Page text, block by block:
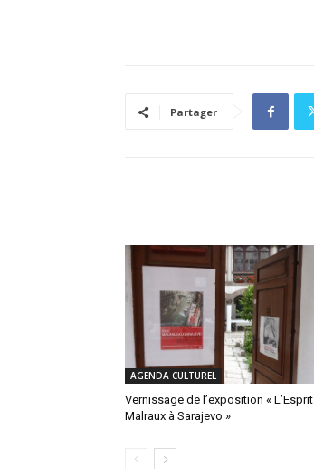
Partager
AGENDA CULTUREL
Vernissage de l’exposition « L’Esprit
Malraux à Sarajevo »